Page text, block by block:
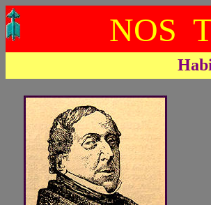
NOS